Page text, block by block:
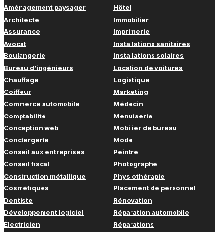
Aménagement paysager
Architecte
Assurance
Avocat
Boulangerie
Bureau d’ingénieurs
Chauffage
Coiffeur
Commerce automobile
Comptabilité
Conception web
Conciergerie
Conseil aux entreprises
Conseil fiscal
Construction métallique
Cosmétiques
Dentiste
Développement logiciel
Électricien
Hôtel
Immobilier
Imprimerie
Installations sanitaires
Installations solaires
Location de voitures
Logistique
Marketing
Médecin
Menuiserie
Mobilier de bureau
Mode
Peintre
Photographe
Physiothérapie
Placement de personnel
Rénovation
Réparation automobile
Réparations